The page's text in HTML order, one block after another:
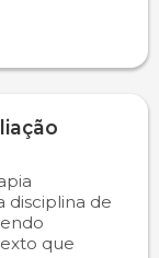
disciplina de
que